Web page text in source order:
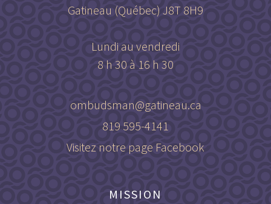
Gatineau (Québec) J8T 8H9
Lundi au vendredi
8 h 30 à 16 h 30
ombudsman@gatineau.ca
819 595-4141
Visitez notre page Facebook
MISSION